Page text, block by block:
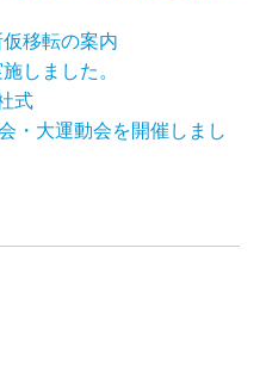
移転の案内
しました。
式
・大運動会を開催しまし